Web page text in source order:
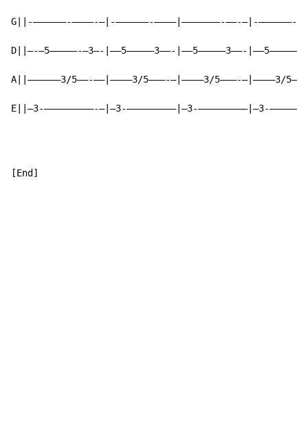
G||-——————-————-—|-——————-————|———————-——-—|-——————-
D||—-—5—————-—3—-|——5—————3——-|——5—————3——-
A||——————3/5——-——|————3/5———-—|————3/5———-—|————3/
E||—3-—————————-—|—3-—————————|—3-—————————|—3-
[End]